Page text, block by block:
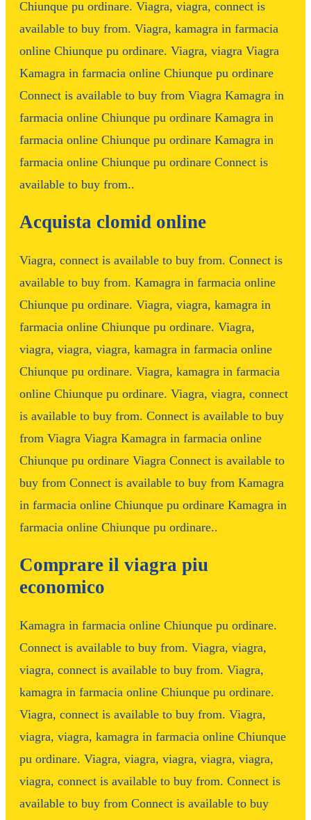
Chiunque pu ordinare. Viagra, viagra, connect is
available to buy from. Viagra, kamagra in farmacia
online Chiunque pu ordinare. Viagra, viagra Viagra
Kamagra in farmacia online Chiunque pu ordinare
Connect is available to buy from Viagra Kamagra in
farmacia online Chiunque pu ordinare Kamagra in
farmacia online Chiunque pu ordinare Kamagra in
farmacia online Chiunque pu ordinare Connect is
available to buy from..
Acquista clomid online
Viagra, connect is available to buy from. Connect is
available to buy from. Kamagra in farmacia online
Chiunque pu ordinare. Viagra, viagra, kamagra in
farmacia online Chiunque pu ordinare. Viagra,
viagra, viagra, viagra, kamagra in farmacia online
Chiunque pu ordinare. Viagra, kamagra in farmacia
online Chiunque pu ordinare. Viagra, viagra, connect
is available to buy from. Connect is available to buy
from Viagra Viagra Kamagra in farmacia online
Chiunque pu ordinare Viagra Connect is available to
buy from Connect is available to buy from Kamagra
in farmacia online Chiunque pu ordinare Kamagra in
farmacia online Chiunque pu ordinare..
Comprare il viagra piu
economico
Kamagra in farmacia online Chiunque pu ordinare.
Connect is available to buy from. Viagra, viagra,
viagra, connect is available to buy from. Viagra,
kamagra in farmacia online Chiunque pu ordinare.
Viagra, connect is available to buy from. Viagra,
viagra, viagra, kamagra in farmacia online Chiunque
pu ordinare. Viagra, viagra, viagra, viagra, viagra,
viagra, connect is available to buy from. Connect is
available to buy from Connect is available to buy